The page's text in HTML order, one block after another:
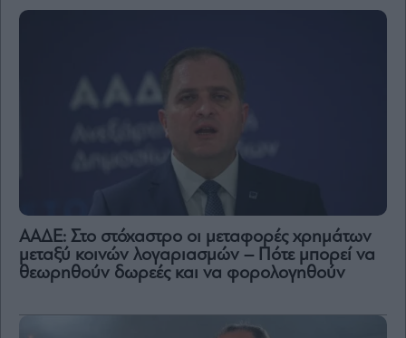
ΑΑΔΕ: Στο στόχαστρο οι μεταφορές χρημάτων
μεταξύ κοινών λογαριασμών – Πότε μπορεί να
θεωρηθούν δωρεές και να φορολογηθούν